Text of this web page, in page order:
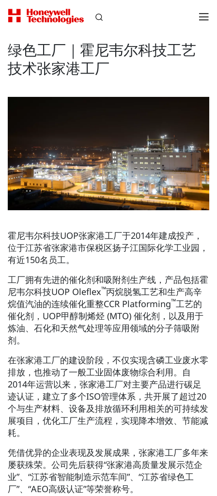
绿色工厂｜霍尼韦尔科技工艺
技术张家港工厂
霍尼韦尔科技UOP张家港工厂于2014年建成投产，
位于江苏省张家港市保税区扬子江国际化学工业园，
有近150名员工。
工厂拥有先进的催化剂和吸附剂生产线，产品包括霍
尼韦尔科技UOP Oleflex™丙烷脱氢工艺和生产高辛
烷值汽油的连续催化重整CCR Platforming™工艺的
催化剂，UOP甲醇制烯烃 (MTO) 催化剂，以及用于
炼油、石化和天然气处理等应用领域的分子筛吸附
剂。
在张家港工厂的建设阶段，不仅实现含磷工业废水零
排放，也推动了一般工业固体废物综合利用。自
2014年运营以来，张家港工厂对主要产品进行碳足
迹认证，建立了多个ISO管理体系，共开展了超过20
个与生产材料、设备及排放循环利用相关的可持续发
展项目，优化工厂生产流程，实现降本增效、节能减
耗。
凭借优异的企业表现及发展成果，张家港工厂多年来
屡获殊荣。公司先后获得“张家港高质量发展示范企
业”、“江苏省智能制造示范车间”、“江苏省绿色工
厂”、“AEO高级认证”等荣誉称号。